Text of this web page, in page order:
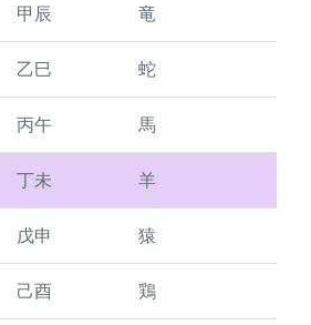
甲辰 竜
乙巳 蛇
丙午 馬
丁未 羊
戊申 猿
己酉 鶏